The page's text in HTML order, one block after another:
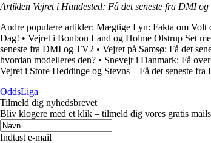
Artiklen Vejret i Hundested: Få det seneste fra DMI
Andre populære artikler: Mægtige Lyn: Fakta om Volt
Dag! • Vejret i Bonbon Land og Holme Olstrup Set
seneste fra DMI og TV2 • Vejret på Samsø: Få det
hvordan modelleres den? • Snevejr i Danmark: Få
Vejret i Store Heddinge og Stevns – Få det seneste fra
OddsLiga
Tilmeld dig nyhedsbrevet
Bliv klogere med et klik – tilmeld dig vores gratis
Indtast e-mail